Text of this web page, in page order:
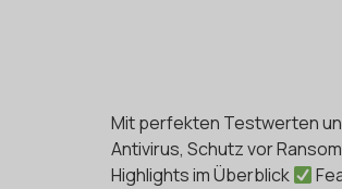
Mit perfekten Testwerten
Antivirus, Schutz vor
Highlights im Überblick